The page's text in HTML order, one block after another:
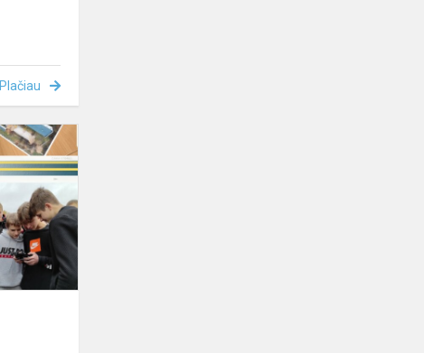
Plačiau
KITAIP